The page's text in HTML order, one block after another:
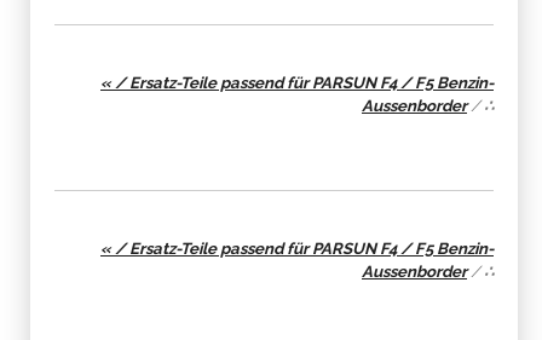
« / Ersatz-Teile passend für PARSUN F4 / F5 Benzin-
Aussenborder/∴
« / Ersatz-Teile passend für PARSUN F4 / F5 Benzin-
Aussenborder/∴